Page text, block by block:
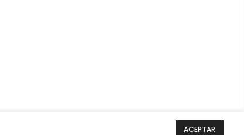
aviso de privacidad ACEPTAR